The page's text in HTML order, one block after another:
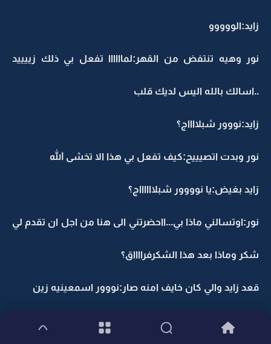
زايد:الووووو
نور وهيه تنتفض من القهر:لماااااا تفعل بي ذلك زييييد
..اسالك بالله اليس لديك قلب
زايد:نووور شبلااااج؟
نور وبدت اتصيييح:كيف تفعل بي هذا الا تخشى الله
زايد بغيض:يا نوووور شبلااااااج؟
نور:اوتسالني ماذا بي...ااحضرتني الى هنا من اجل ان تقدم لي
شكر وماذا بعد هذا الشكرفرااااق؟
قعد زايد والي كان خايف امنه صار:نووور اسمعينيه زين
نور:لا اريد ان اسمع شيا زيد انا لا اريد منك شكر ولا اريد